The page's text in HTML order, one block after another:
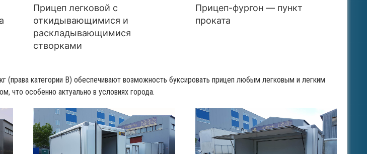
Прицеп легковой с
откидывающимися и
раскладывающимися
створками
Прицеп-фургон — пункт
проката
(права категории B) обеспечивают возможность буксировать прицеп любым легковым и легким
что особенно актуально в условиях города.